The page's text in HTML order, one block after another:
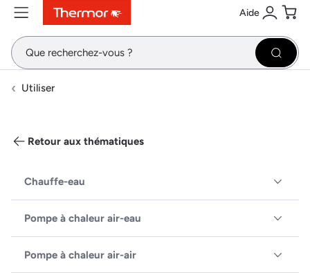
ContenuMenuRecherche Aide
Se
Utiliser
Retour aux thématiques
Chauffe-eau
Pompe à chaleur air-eau
Pompe à chaleur air-air